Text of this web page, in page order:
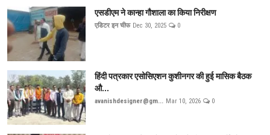
एसडीएम ने कान्हा गौशाला का किया निरीक्षण
एडिटर इन चीफ Dec 30, 2025 0
हिंदी पत्रकार एसोसिएशन कुशीनगर की हुई मासिक बैठक
औ...
avanishdesigner@gm... Mar 10, 2026 0